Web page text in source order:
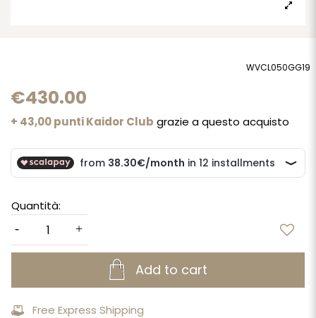
WVCL050GG19
€430.00
+ 43,00 punti Kaidor Club grazie a questo acquisto
Quantità:
Add to cart
Free Express Shipping